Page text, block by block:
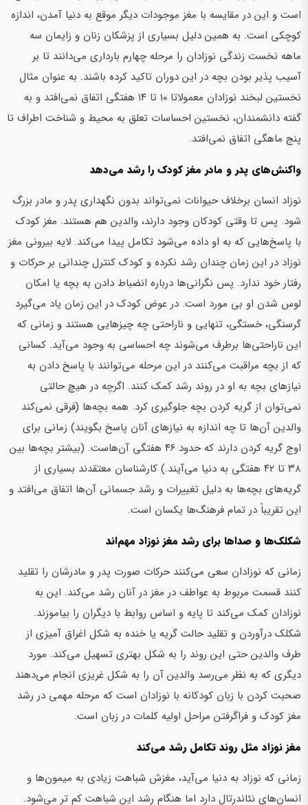
است و این در مقایسه با مغز موجودات دیگر موقع به دنیا آمدن، اندازه
کوچکی است. به همین دلیل بسیاری از پزشکان زنان و زایمان سه
ماهه نخست زندگی نوزادان را مرحله چهارم بارداری می‌دانند تا بر
آسیب پذیر بودن بچه در این دوران تاکید کرده باشند. به عنوان مثال
نخستین لبخند نوزادان معمولاتا ۱۰ تا ۱۴ هفتگی اتفاق نمی‌افتد و به
گفته دانشمندان، نخستین احساسات تعلق به محیط و شناخت اطراف تا
پنج ماهگی اتفاق نمی‌افتد.
واکنش‌های پدر و مادر مغز کودک را رشد می‌دهد
نوزاد انسان برخلاف حیوانات نمی‌تواند بدون نگهداری پدر و مادر بزرگ
شود. پس تا وقتی کودکان وجود دارند، والدین هم هستند. مغز کودک
با پاسخ‌هایی که به او داده می‌شود تکامل پیدا می‌کند. لایه بیرونی مغز
نوزاد در این زمان چندان رشد نکرده و کودک کنترل چندانی بر حرکات و
رفتار خود ندارد. پس نگرانی‌ها درباره انضباط دادن به بچه یا امکان
لوس شدن او بی مورد است. در عوض کودک در این زمان یاد می‌گیرد
گرسنگی، خستگی، تنهایی و ناراحتی چه چیزهایی هستند و زمانی که
این ناراحتی‌ها برطرف می‌شوند چه احساسی به وجود می‌آید. کسانی
که از بچه مراقبت می‌کنند در این مرحله می‌توانند با پاسخ دادن به
نیازهای بچه به او در روند رشد کمک کنند. اگرچه در هیچ حالتی
نمی‌توان از گریه کردن بچه جلوگیری کرد. همه بچه‌ها (فرقی نمی‌کند
والدین آن‌ها تا چه اندازه به نیازهای آنان پاسخ بگویند) زمانی برای
اوج گریه کردن دارند که حدود ۴۶ هفتگی آن‌هاست. (بیشتر بچه‌ها بین
۳۸ تا ۴۲ هفتگی به دنیا می‌آیند.) کارشناسان معتقدند بسیاری از
گریه‌های بچه‌ها به دلیل تغییرات و رشد جسمانی آن‌ها اتفاق می‌افتد و
این تقریباً در تمام فرهنگ‌ها یکسان است.
شکلک‌ها و صداها برای رشد مغز نوزاد مهم‌اند
زمانی که نوزادان سعی می‌کنند حرکات صورت پدر و مادرشان را تقلید
کنند قسمت مربوط به عواطف در مغز در آنان رشد می‌کند. این به
نوزادان کمک می‌کند تا پایه و اساس روابط با دیگران را بیاموزند.
شکلک درآوردن و تقلید حالت گریه یا خنده به شکل اغراق آمیزی از
طرف والدین حتی این روند را به شکل بهتری تسهیل می‌کند. مورد
دیگری که به نظر می‌رسد والدین آن را به شکل غریزی انجام می‌دهند
صحبت کردن با زبان کودکانه با نوزادان است که مرحله مهمی در رشد
مغز کودک و فراگرفتن مراحل اولیه کلمات در زبان است.
مغز نوزاد مثل روند تکامل رشد می‌کند
زمانی که نوزاد به دنیا می‌آید، مغزش شباهت زیادی به میمون‌ها و
انسان‌های نئاندرتال دارد اما هنگام رشد این شباهت کم تر می‌شود.